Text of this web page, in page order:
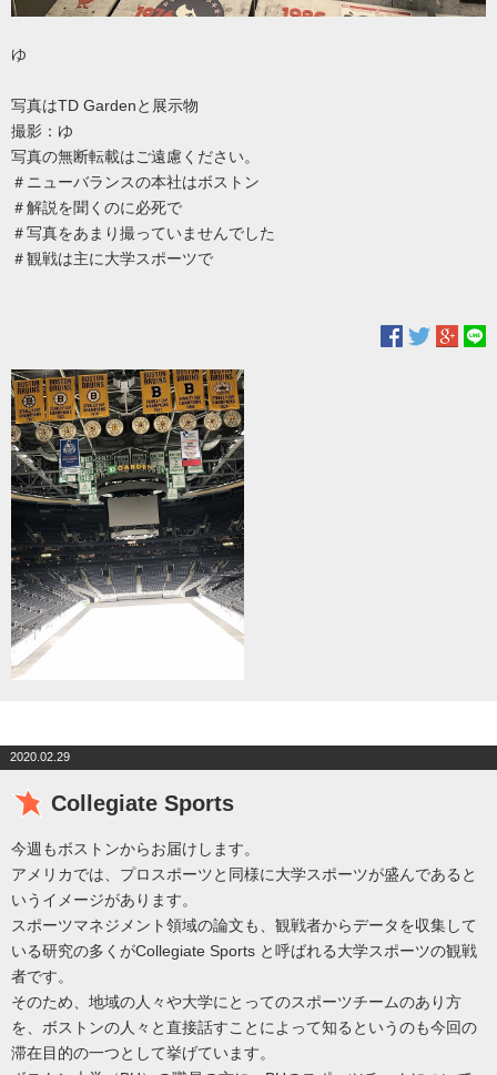
ゆ
写真はTD Gardenと展示物
撮影：ゆ
写真の無断転載はご遠慮ください。
＃ニューバランスの本社はボストン
＃解説を聞くのに必死で
＃写真をあまり撮っていませんでした
＃観戦は主に大学スポーツで
2020.02.29
Collegiate Sports
今週もボストンからお届けします。
アメリカでは、プロスポーツと同様に大学スポーツが盛んであると
いうイメージがあります。
スポーツマネジメント領域の論文も、観戦者からデータを収集して
いる研究の多くがCollegiate Sports と呼ばれる大学スポーツの観戦
者です。
そのため、地域の人々や大学にとってのスポーツチームのあり方
を、ボストンの人々と直接話すことによって知るというのも今回の
滞在目的の一つとして挙げています。